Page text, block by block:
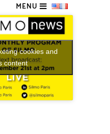
MENU
cookies and
content